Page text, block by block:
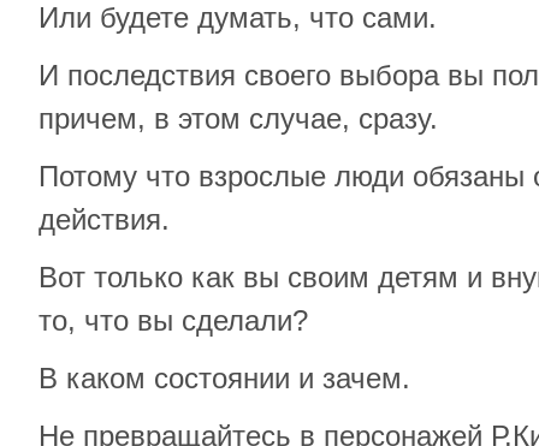
Или будете думать, что сами.
И последствия своего выбора вы
причем, в этом случае, сразу.
Потому что взрослые люди обязаны
действия.
Вот только как вы своим детям и
то, что вы сделали?
В каком состоянии и зачем.
Не превращайтесь в персонажей